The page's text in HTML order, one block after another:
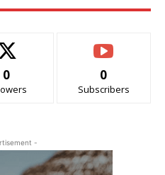
0 0
Subscribers
-